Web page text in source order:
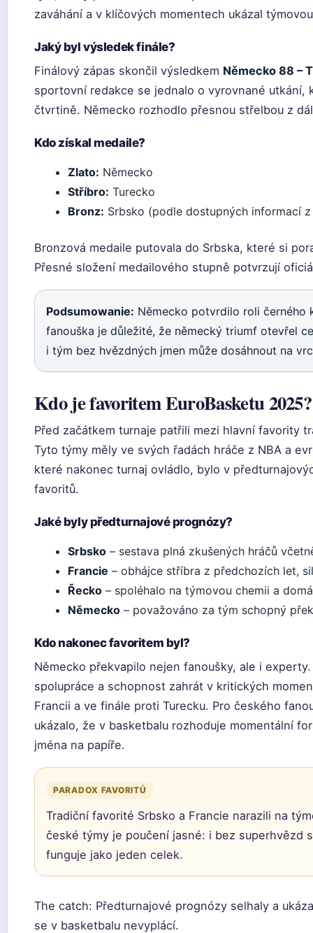
zaváhání a v klíčových momentech ukázal
Jaký byl výsledek finále?
Finálový zápas skončil výsledkem Německo 88 –
sportovní redakce se jednalo o vyrovnané utkání,
čtvrtině. Německo rozhodlo přesnou střelbou z
Kdo získal medaile?
Zlato: Německo
Stříbro: Turecko
Bronz: Srbsko (podle dostupných informací
Bronzová medaile putovala do Srbska, které si
Přesné složení medailového stupně potvrzují
Podsumowanie: Německo potvrdilo roli černého
fanouška je důležité, že německý triumf otevřel
i tým bez hvězdných jmen může dosáhnout na
Kdo je favoritem EuroBasketu 2025?
Před začátkem turnaje patřili mezi hlavní favority
Tyto týmy měly ve svých řadách hráče z NBA a
které nakonec turnaj ovládlo, bylo v
favoritů.
Jaké byly předturnajové prognózy?
Srbsko – sestava plná zkušených hráčů
Francie – obhájce stříbra z předchozích let,
Řecko – spoléhalo na týmovou chemii a
Německo – považováno za tým schopný
Kdo nakonec favoritem byl?
Německo překvapilo nejen fanoušky, ale i
spolupráce a schopnost zahrát v kritických
Francii a ve finále proti Turecku. Pro českého
ukázalo, že v basketbalu rozhoduje momentální
jména na papíře.
PARADOX FAVORITŮ
Tradiční favorité Srbsko a Francie narazili na
české týmy je poučení jasné: i bez superhvězd
funguje jako jeden celek.
The catch: Předturnajové prognózy selhaly a
se v basketbalu nevyplácí.